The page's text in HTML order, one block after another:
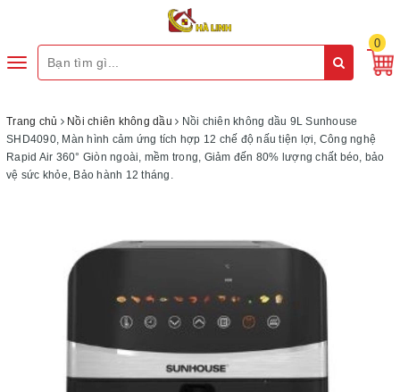
Toggle
0
Trang chủ Nồi chiên không dầu
Nồi chiên không dầu 9L Sunhouse
SHD4090, Màn hình cảm ứng tích hợp 12 chế độ nấu tiện lợi, Công nghệ
Rapid Air 360° Giòn ngoài, mềm trong, Giảm đến 80% lượng chất béo, bảo
vệ sức khỏe, Bảo hành 12 tháng.